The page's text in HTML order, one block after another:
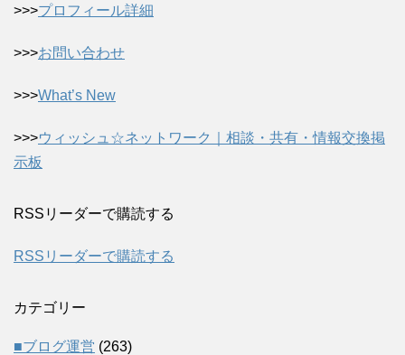
>>>プロフィール詳細
>>>お問い合わせ
>>>What’s New
>>>ウィッシュ☆ネットワーク｜相談・共有・情報交換掲
示板
RSSリーダーで購読する
RSSリーダーで購読する
カテゴリー
■ブログ運営 (263)